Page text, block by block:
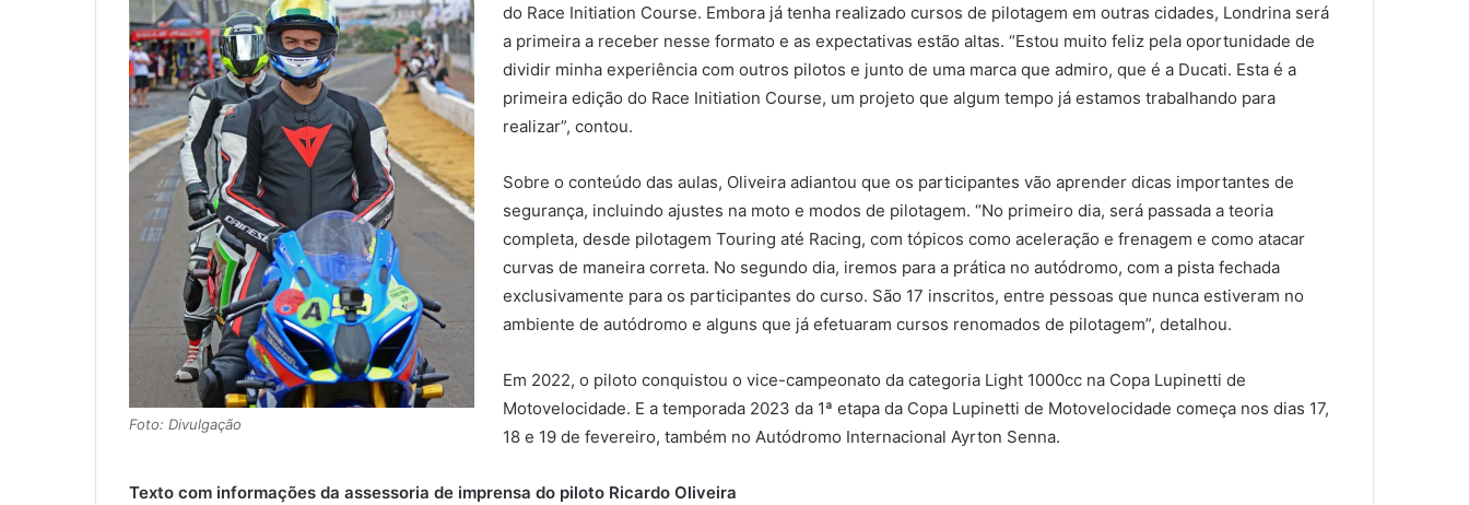
Foto: Divulgação
do Race Initiation Course. Embora já tenha realizado cursos de pilotagem em outras cidades, Londrina será
a primeira a receber nesse formato e as expectativas estão altas. “Estou muito feliz pela oportunidade de
dividir minha experiência com outros pilotos e junto de uma marca que admiro, que é a Ducati. Esta é a
primeira edição do Race Initiation Course, um projeto que algum tempo já estamos trabalhando para
realizar”, contou.
Sobre o conteúdo das aulas, Oliveira adiantou que os participantes vão aprender dicas importantes de
segurança, incluindo ajustes na moto e modos de pilotagem. “No primeiro dia, será passada a teoria
completa, desde pilotagem Touring até Racing, com tópicos como aceleração e frenagem e como atacar
curvas de maneira correta. No segundo dia, iremos para a prática no autódromo, com a pista fechada
exclusivamente para os participantes do curso. São 17 inscritos, entre pessoas que nunca estiveram no
ambiente de autódromo e alguns que já efetuaram cursos renomados de pilotagem”, detalhou.
Em 2022, o piloto conquistou o vice-campeonato da categoria Light 1000cc na Copa Lupinetti de
Motovelocidade. E a temporada 2023 da 1ª etapa da Copa Lupinetti de Motovelocidade começa nos dias 17,
18 e 19 de fevereiro, também no Autódromo Internacional Ayrton Senna.
Texto com informações da assessoria de imprensa do piloto Ricardo Oliveira